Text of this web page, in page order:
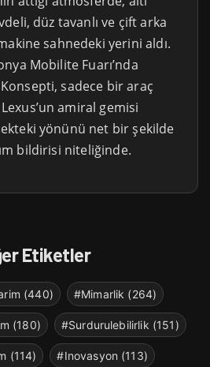
düz tavanlı ve çift arka
sahnedeki yerini aldı.
Mobilite Fuarı’nda
sadece bir araç
amiral gemisi
yönünü net bir şekilde
bildirisi niteliğinde.
Etiketler
(440) #Mimarlik (264)
(180) #Surdurulebilirlik (151)
(114) #Inovasyon (113)